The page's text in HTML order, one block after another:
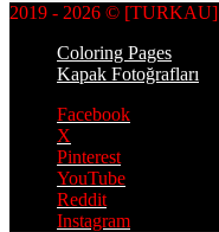
2019 - 2026 © [TURKAU]
Coloring Pages
Kapak Fotoğrafları
Facebook
X
Pinterest
YouTube
Reddit
Instagram